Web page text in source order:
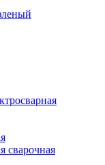
сварочная